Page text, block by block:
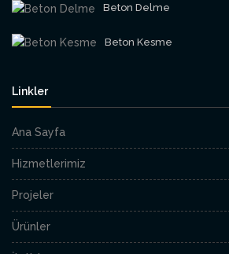
Beton Delme
Beton Kesme
Linkler
Ana Sayfa
Hizmetlerimiz
Projeler
Ürünler